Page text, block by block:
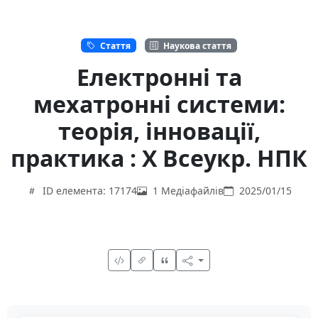
Стаття Наукова стаття
Електронні та
мехатронні системи:
теорія, інновації,
практика : X Всеукр. НПК
ID елемента: 17174 1 Медіафайлів 2025/01/15